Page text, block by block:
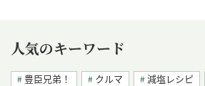
人気のキーワード
豊臣兄弟！ クルマ 減塩レシピ